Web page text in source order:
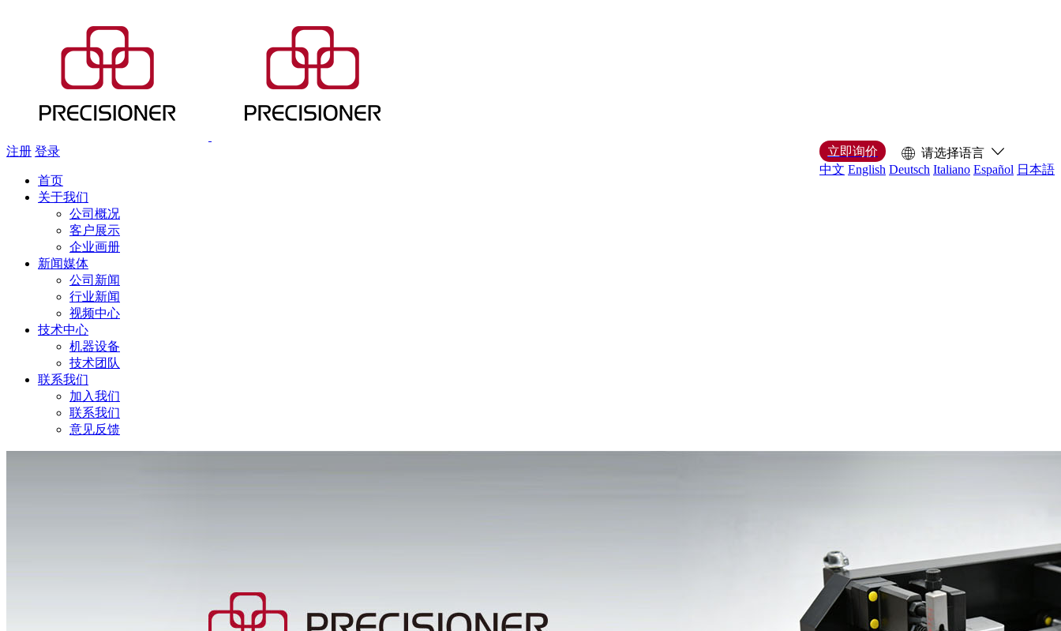
注册 登录 立即询价
请选择语言
中文 English Deutsch Italiano Español 日本語
首页
关于我们
公司概况
客户展示
企业画册
新闻媒体
公司新闻
行业新闻
视频中心
技术中心
机器设备
技术团队
联系我们
加入我们
联系我们
意见反馈